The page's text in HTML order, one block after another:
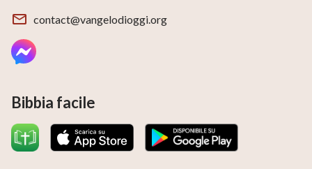
contact@vangelodioggi.org
Bibbia facile